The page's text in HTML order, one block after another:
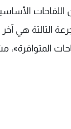
الثالثة هي آخر
المتوافرة»،